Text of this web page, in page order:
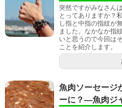
突然ですがみなさん
とってありますか？
し指と中指の指紋が
ました。なかなか指
いと思うので今回は
ことを紹介します。
魚肉ソーセージ
ーに？―魚肉ジ